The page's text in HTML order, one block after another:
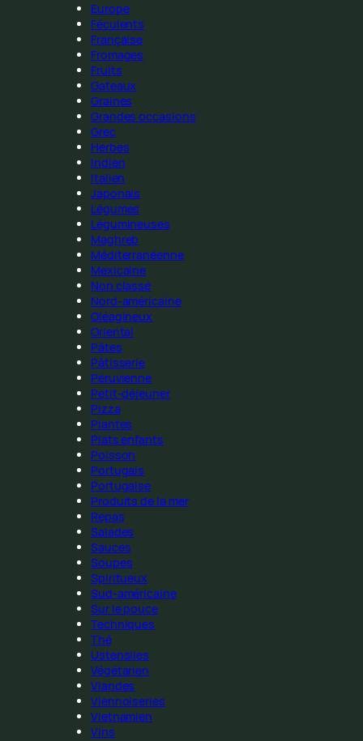
Europe
Féculents
Française
Fromages
Fruits
Gateaux
Graines
Grandes occasions
Grec
Herbes
Indien
Italien
Japonais
Légumes
Légumineuses
Maghreb
Méditerranéenne
Mexicaine
Non classé
Nord-américaine
Oléagineux
Oriental
Pâtes
Pâtisserie
Péruvienne
Petit-déjeuner
Pizza
Plantes
Plats enfants
Poisson
Portugais
Portugaise
Produits de la mer
Repas
Salades
Sauces
Soupes
Spiritueux
Sud-américaine
Sur le pouce
Techniques
Thé
Ustensiles
Végétarien
Viandes
Viennoiseries
Vietnamien
Vins